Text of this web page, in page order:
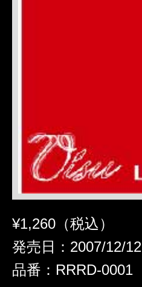
¥1,260（税込）
発売日：2007/12/12
品番：RRRD-0001